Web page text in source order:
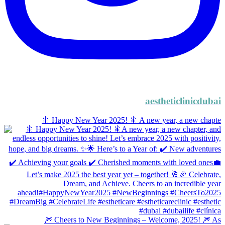
aestheticlinicdubai
🎇 Happy New Year 2025! 🎇 A new year, a new chapte
🎆 Cheers to New Beginnings – Welcome, 2025! 🎆 As